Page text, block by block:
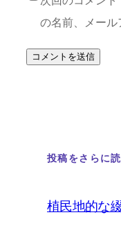
の名前、メール
投稿をさらに
植民地的な